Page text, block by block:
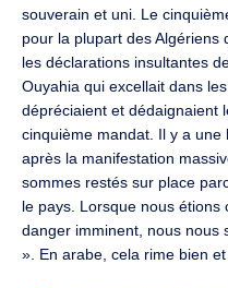
souverain et uni. Le
pour la plupart des Algériens
les déclarations insultantes
Ouyahia qui excellait dans
dépréciaient et dédaignaient
cinquième mandat. Il y a
après la manifestation
sommes restés sur place
le pays. Lorsque nous étions
danger imminent, nous nous
». En arabe, cela rime bien et